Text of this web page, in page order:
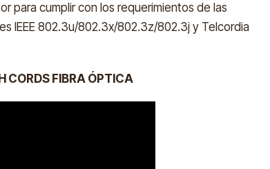
para cumplir con los requerimientos de las
IEEE 802.3u/802.3x/802.3z/802.3j y Telcordia
CORDS FIBRA ÓPTICA